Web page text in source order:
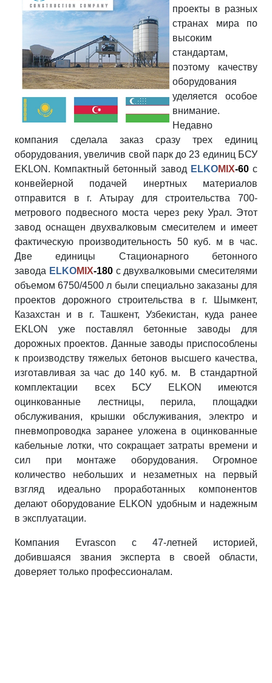
проекты в разных
странах мира по
высоким
стандартам,
поэтому качеству
оборудования
уделяется особое
внимание.
Недавно
компания сделала заказ сразу трех единиц
оборудования, увеличив свой парк до 23 единиц БСУ
EKLON. Компактный бетонный завод ELKOMIX-60с
конвейерной подачей инертных материалов
отправится в г. Атырау для строительства 700-
метрового подвесного моста через реку Урал. Этот
завод оснащен двухвалковым смесителем и имеет
фактическую производительность 50 куб. м в час.
Две единицы Стационарного бетонного
завода ELKOMIX-180 с двухвалковыми смесителями
объемом 6750/4500 л были специально заказаны для
проектов дорожного строительства в г. Шымкент,
Казахстан и в г. Ташкент, Узбекистан, куда ранее
EKLON уже поставлял бетонные заводы для
дорожных проектов. Данные заводы приспособлены
к производству тяжелых бетонов высшего качества,
изготавливая за час до 140 куб. м. В стандартной
комплектации всех БСУ ELKON имеются
оцинкованные лестницы, перила, площадки
обслуживания, крышки обслуживания, электро и
пневмопроводка заранее уложена в оцинкованные
кабельные лотки, что сокращает затраты времени и
сил при монтаже оборудования. Огромное
количество небольших и незаметных на первый
взгляд идеально проработанных компонентов
делают оборудование ELKON удобным и надежным
в эксплуатации.
Компания Evrascon с 47-летней историей,
добившаяся звания эксперта в своей области,
доверяет только профессионалам.